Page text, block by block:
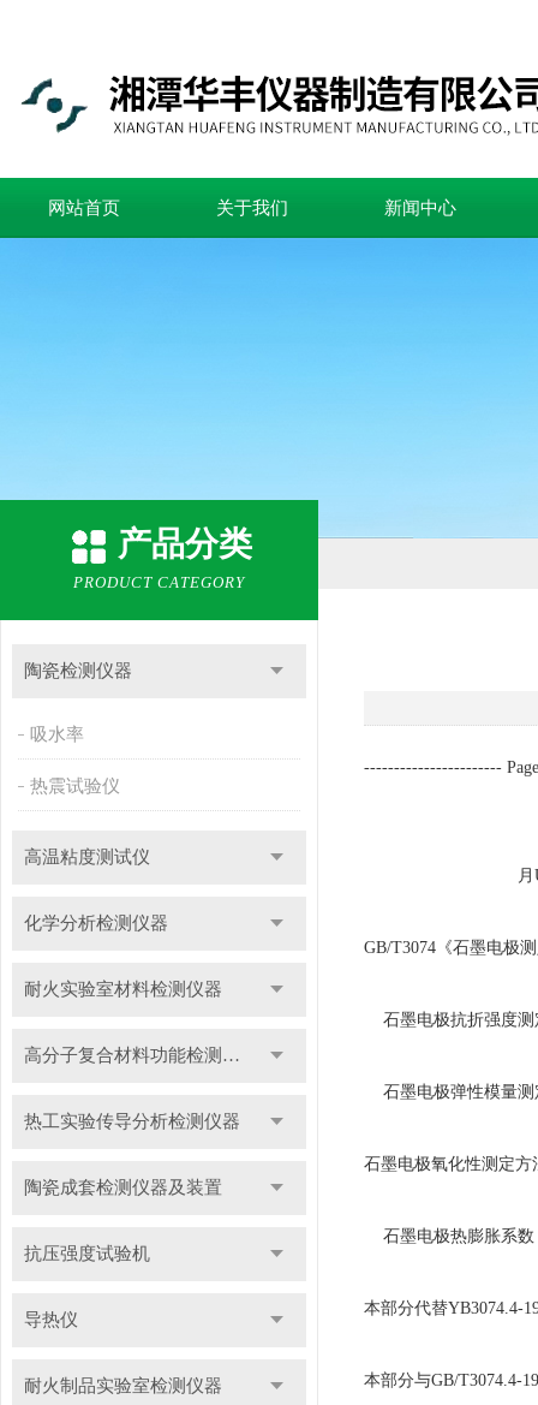
网站首页 关于我们 新闻中心
产品分类
PRODUCT CATEGORY
陶瓷检测仪器
吸水率
热震试验仪
高温粘度测试仪
化学分析检测仪器
耐火实验室材料检测仪器
高分子复合材料功能检测仪器
热工实验传导分析检测仪器
陶瓷成套检测仪器及装置
抗压强度试验机
导热仪
耐火制品实验室检测仪器
-----------------------
月U
GB/T3074《石墨电极
石墨电极抗折强度测
石墨电极弹性模量测
石墨电极氧化性测定方
石墨电极热膨胀系数
本部分代替YB3074.4-
本部分与GB/T3074.4-